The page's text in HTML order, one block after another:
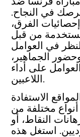
في النجاح.
الفرق،
من قبل
في العوامل
الجماهير،
على أداء
اللاعبين.
الاستفادة
مختلفة من
النقاط، أو
استغل هذه